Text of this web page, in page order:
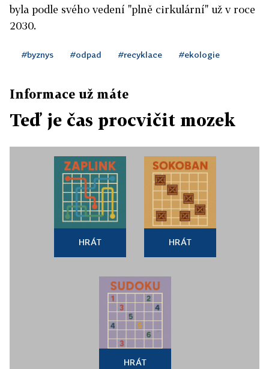
byla podle svého vedení "plně cirkulární" už v roce
2030.
#byznys #odpad #recyklace #ekologie
Informace už máte
Teď je čas procvičit mozek
HRÁT HRÁT
HRÁT